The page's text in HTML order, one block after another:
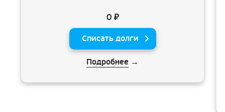
0 ₽
Списать долги
Подробнее →